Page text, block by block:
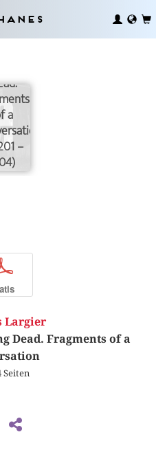
a
–
Largier
Dead. Fragments of a
Seiten